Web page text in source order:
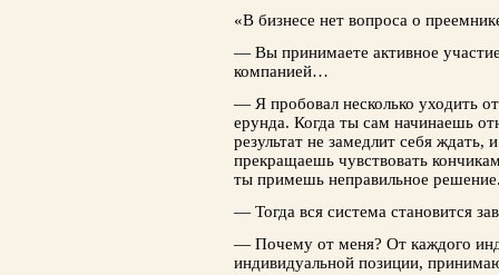
«В бизнесе нет вопроса о
— Вы принимаете активное
компанией…
— Я пробовал несколько уходить
ерунда. Когда ты сам начинаешь
результат не замедлит себя
прекращаешь чувствовать
ты примешь неправильное
— Тогда вся система становится
— Почему от меня? От каждого
индивидуальной позиции,